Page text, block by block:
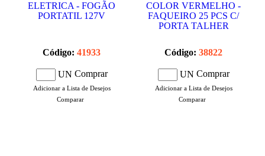
ELETRICA - FOGÃO
PORTATIL 127V
Código: 41933
UN Comprar
Adicionar a Lista de Desejos
Comparar
COLOR VERMELHO -
FAQUEIRO 25 PCS C/
PORTA TALHER
Código: 38822
UN Comprar
Adicionar a Lista de Desejos
Comparar